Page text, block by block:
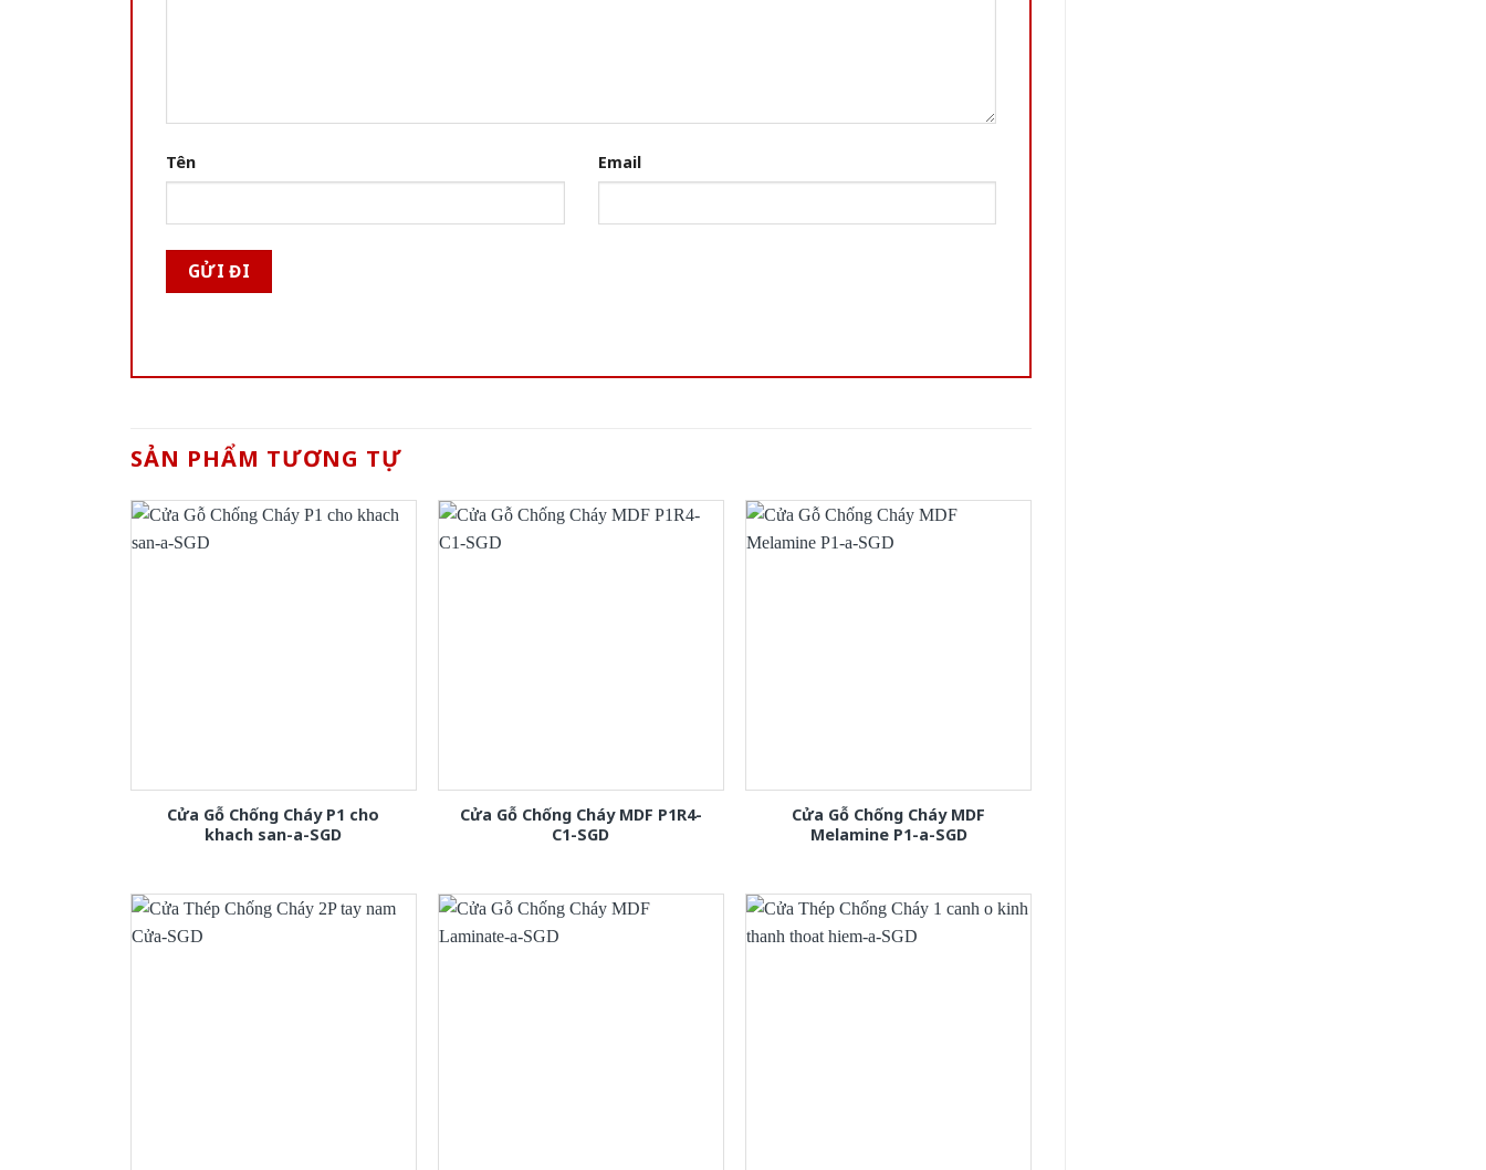
Tên Email
SẢN PHẨM TƯƠNG TỰ
Cửa Gỗ Chống Cháy P1 cho
khach san-a-SGD
Cửa Gỗ Chống Cháy MDF P1R4-
C1-SGD
Cửa Gỗ Chống Cháy MDF
Melamine P1-a-SGD